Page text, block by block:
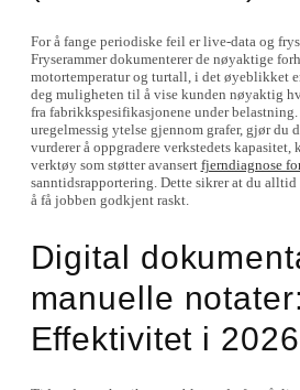
For å fange periodiske feil er live-data og
Fryserammer dokumenterer de nøyaktige
motortemperatur og turtall, i det øyeblikket
deg muligheten til å vise kunden nøyaktig
fra fabrikkspesifikasjonene under belastning.
uregelmessig ytelse gjennom grafer, gjør du
vurderer å oppgradere verkstedets kapasitet,
verktøy som støtter avansert fjerndiagnose
sanntidsrapportering. Dette sikrer at du alltid
å få jobben godkjent raskt.
Digital
manuelle notater:
Effektivitet i 2026